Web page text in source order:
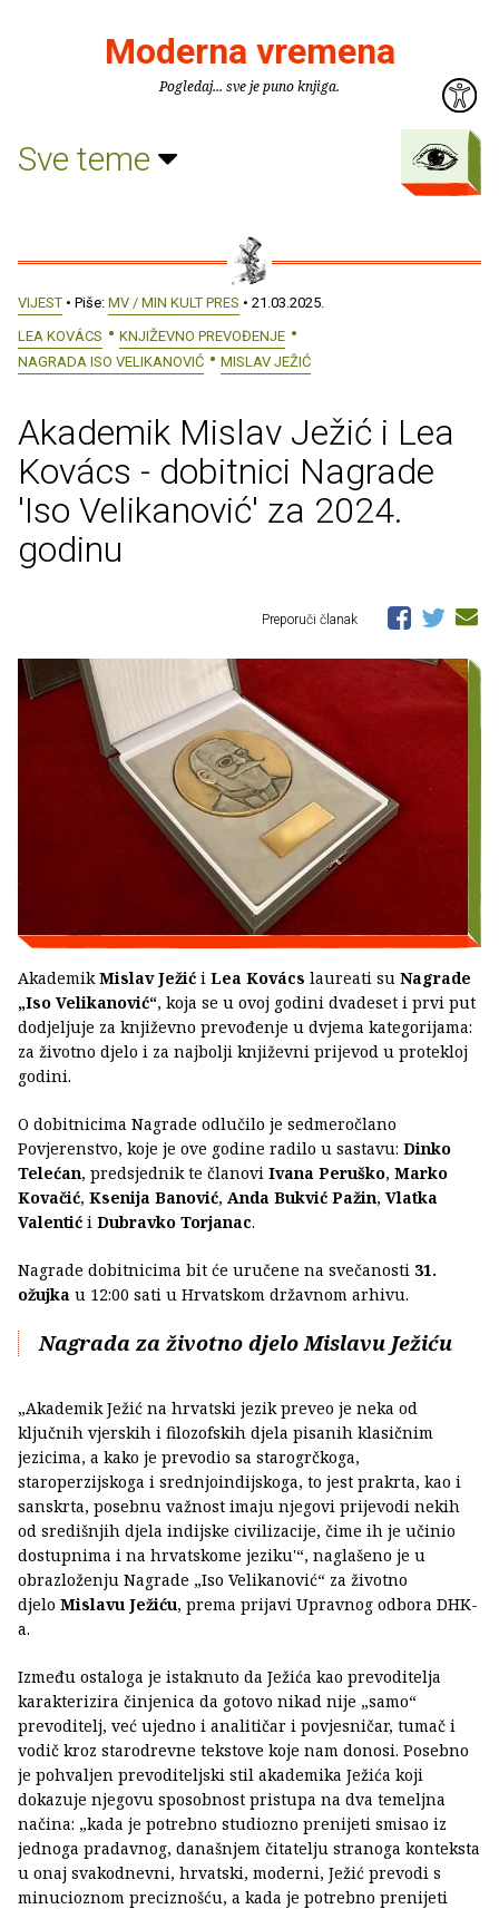
Moderna vremena
Pogledaj... sve je puno knjiga.
Sve teme
VIJEST • Piše: MV / MIN KULT PRES • 21.03.2025.
LEA KOVÁCS
KNJIŽEVNO PREVOĐENJE
NAGRADA ISO VELIKANOVIĆ
MISLAV JEŽIĆ
Akademik Mislav Ježić i Lea
Kovács - dobitnici Nagrade
'Iso Velikanović' za 2024.
godinu
Preporuči članak
Akademik Mislav Ježić i Lea Kovács laureati su Nagrade
„Iso Velikanović“, koja se u ovoj godini dvadeset i prvi put
dodjeljuje za književno prevođenje u dvjema kategorijama:
za životno djelo i za najbolji književni prijevod u protekloj
godini.
O dobitnicima Nagrade odlučilo je sedmeročlano
Povjerenstvo, koje je ove godine radilo u sastavu: Dinko
Telećan, predsjednik te članovi Ivana Peruško, Marko
Kovačić, Ksenija Banović, Anda Bukvić Pažin, Vlatka
Valentić i Dubravko Torjanac.
Nagrade dobitnicima bit će uručene na svečanosti 31.
ožujka u 12:00 sati u Hrvatskom državnom arhivu.
Nagrada za životno djelo Mislavu Ježiću
„Akademik Ježić na hrvatski jezik preveo je neka od
ključnih vjerskih i filozofskih djela pisanih klasičnim
jezicima, a kako je prevodio sa starogrčkoga,
staroperzijskoga i srednjoindijskoga, to jest prakrta, kao i
sanskrta, posebnu važnost imaju njegovi prijevodi nekih
od središnjih djela indijske civilizacije, čime ih je učinio
dostupnima i na hrvatskome jeziku'“, naglašeno je u
obrazloženju Nagrade „Iso Velikanović“ za životno
djelo Mislavu Ježiću, prema prijavi Upravnog odbora DHK-
a.
Između ostaloga je istaknuto da Ježića kao prevoditelja
karakterizira činjenica da gotovo nikad nije „samo“
prevoditelj, već ujedno i analitičar i povjesničar, tumač i
vodič kroz starodrevne tekstove koje nam donosi. Posebno
je pohvaljen prevoditeljski stil akademika Ježića koji
dokazuje njegovu sposobnost pristupa na dva temeljna
načina: „kada je potrebno studiozno prenijeti smisao iz
jednoga pradavnog, današnjem čitatelju stranoga konteksta
u onaj svakodnevni, hrvatski, moderni, Ježić prevodi s
minucioznom preciznošću, a kada je potrebno prenijeti